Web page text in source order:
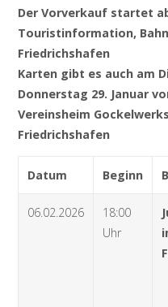
Der Vorverkauf startet
Touristinformation,
Friedrichshafen
Karten gibt es auch am
Donnerstag 29. Januar
Vereinsheim
Friedrichshafen
Datum Beginn
06.02.2026
18:00
Uhr